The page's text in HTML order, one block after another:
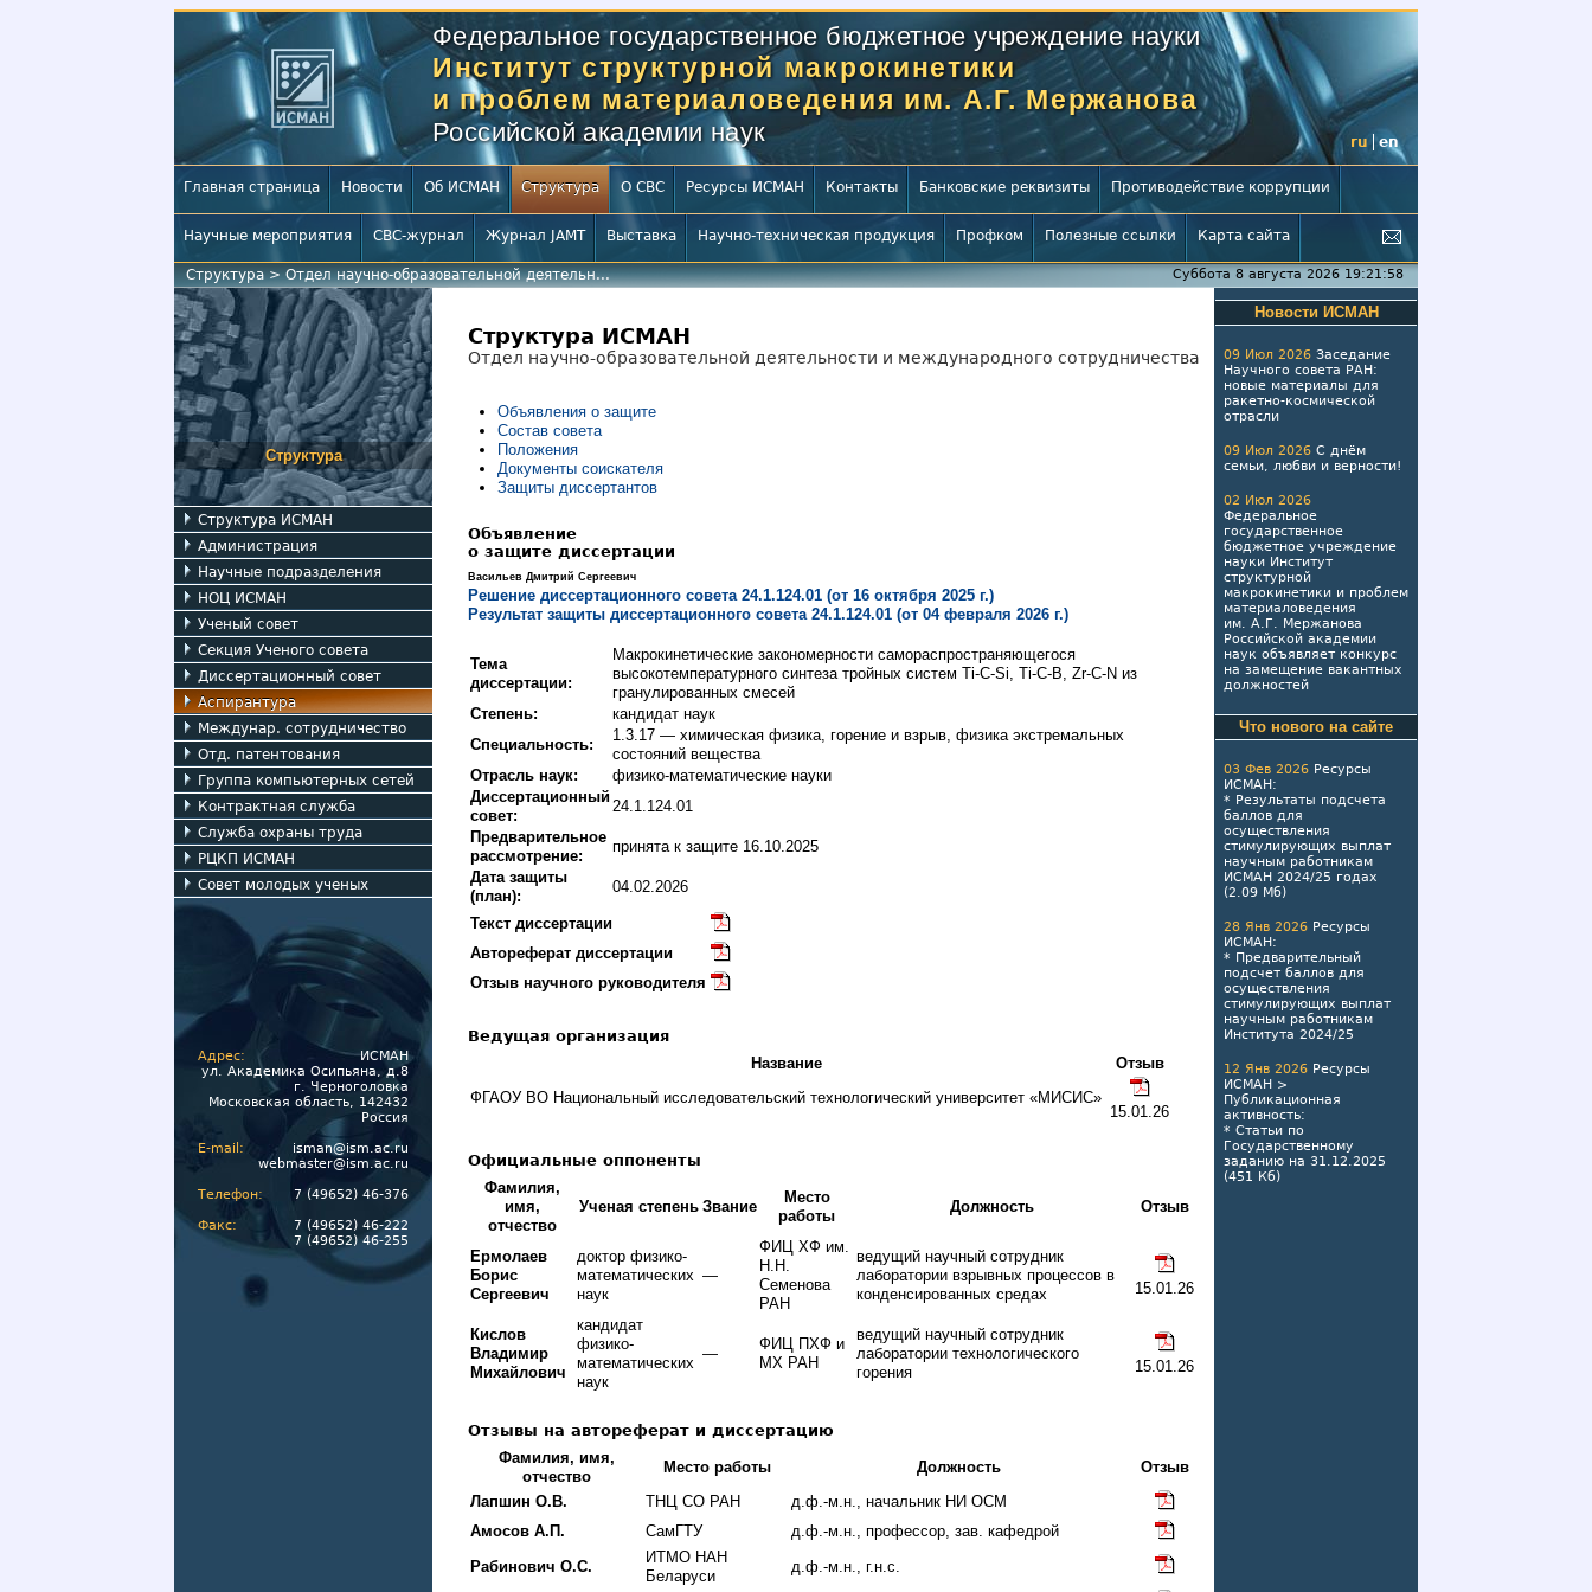
Федеральное государственное бюджетное учреждение науки
Институт структурной макрокинетики
и проблем материаловедения им. А.Г. Мержанова
Российской академии наук ru en
Главная страница Новости Об ИСМАН Структура О СВС Ресурсы ИСМАН Контакты Банковские реквизиты Противодействие коррупции
Научные мероприятия СВС-журнал Журнал JAMT Выставка Научно-техническая продукция Профком Полезные ссылки Карта сайта
Структура>Отдел научно-образовательной деятельн... Суббота 8 августа 2026 19:21:59
Структура
Структура ИСМАН
Администрация
Научные подразделения
НОЦ ИСМАН
Ученый совет
Секция Ученого совета
Диссертационный совет
Аспирантура
Междунар. сотрудничество
Отд. патентования
Группа компьютерных сетей
Контрактная служба
Служба охраны труда
РЦКП ИСМАН
Совет молодых ученых
Адрес:
ИСМАН
ул. Академика Осипьяна, д.8
г. Черноголовка
Московская область, 142432
Россия
E-mail:
isman@ism.ac.ru
webmaster@ism.ac.ru
Телефон:
7 (49652) 46-376
Факс:
7 (49652) 46-222
7 (49652) 46-255
Структура ИСМАН
Отдел научно-образовательной деятельности и международного сотрудничества
Объявления о защите
Состав совета
Положения
Документы соискателя
Защиты диссертантов
Объявление
о защите диссертации
Васильев Дмитрий Сергеевич
Решение диссертационного совета 24.1.124.01 (от 16 октября 2025 г.)
Результат защиты диссертационного совета 24.1.124.01 (от 04 февраля 2026 г.)
Тема
диссертации:
Макрокинетические закономерности самораспространяющегося
высокотемпературного синтеза тройных систем Ti-C-Si, Ti-C-B, Zr-C-N из
гранулированных смесей
Степень:
кандидат наук
Специальность:
1.3.17 — химическая физика, горение и взрыв, физика экстремальных
состояний вещества
Отрасль наук:
физико-математические науки
Диссертационный
совет:
24.1.124.01
Предварительное
рассмотрение:
принята к защите 16.10.2025
Дата защиты
(план):
04.02.2026
Текст диссертации
Автореферат диссертации
Отзыв научного руководителя
Ведущая организация
Название
Отзыв
ФГАОУ ВО Национальный исследовательский технологический университет «МИСИС»
15.01.26
Официальные оппоненты
Фамилия,
имя,
отчество
Ученая степень Звание
Место
работы
Должность Отзыв
Ермолаев
Борис
Сергеевич
доктор физико-
математических
наук
—
ФИЦ ХФ им.
Н.Н.
Семенова
РАН
ведущий научный сотрудник
лаборатории взрывных процессов в
конденсированных средах
15.01.26
Кислов
Владимир
Михайлович
кандидат
физико-
математических
наук
—
ФИЦ ПХФ и
МХ РАН
ведущий научный сотрудник
лаборатории технологического
горения
15.01.26
Отзывы на автореферат и диссертацию
Фамилия, имя,
отчество
Место работы Должность
Отзыв
Лапшин О.В.
ТНЦ СО РАН
д.ф.-м.н., начальник НИ ОСМ
Амосов А.П.
СамГТУ
д.ф.-м.н., профессор, зав. кафедрой
Рабинович О.С.
ИТМО НАН
Беларуси
д.ф.-м.н., г.н.с.
Новости ИСМАН
09 Июл 2026 Заседание
Научного совета РАН:
новые материалы для
ракетно-космической
отрасли
09 Июл 2026 С днём
семьи, любви и верности!
02 Июл 2026
Федеральное
государственное
бюджетное учреждение
науки Институт
структурной
макрокинетики и проблем
материаловедения
им. А.Г. Мержанова
Российской академии
наук объявляет конкурс
на замещение вакантных
должностей
Что нового на сайте
03 Фев 2026 Ресурсы
ИСМАН:
* Результаты подсчета
баллов для
осуществления
стимулирующих выплат
научным работникам
ИСМАН 2024/25 годах
(2.09 Мб)
28 Янв 2026 Ресурсы
ИСМАН:
* Предварительный
подсчет баллов для
осуществления
стимулирующих выплат
научным работникам
Института 2024/25
12 Янв 2026 Ресурсы
ИСМАН >
Публикационная
активность:
* Статьи по
Государственному
заданию на 31.12.2025
(451 Кб)